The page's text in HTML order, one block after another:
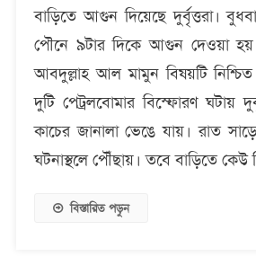
বাড়িতে আগুন দিয়েছে দুর্বৃত্তরা।
পৌনে ৯টার দিকে আগুন দেওয়া
আবদুল্লাহ আল মামুন বিষয়টি
দুটি পেট্রলবোমার বিস্ফোরণ ঘটায়
কাচের জানালা ভেঙে যায়। রাত
ঘটনাস্থলে পৌঁছায়। তবে বাড়িতে
বিস্তারিত পড়ুন